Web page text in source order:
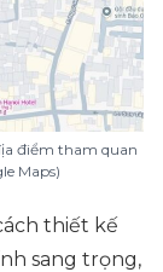
điểm tham quan
Maps)
thiết kế
sang trọng,